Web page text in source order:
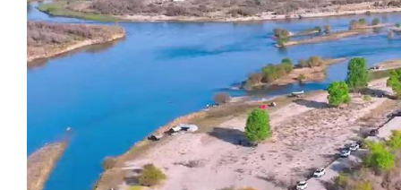
“五一”假期，开都河天